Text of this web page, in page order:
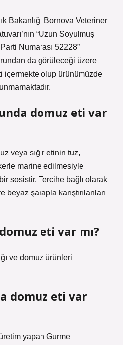
Bakanlığı Bornova Veteriner
“Uzun Soyulmuş
Numarası 52228”
da görüleceği üzere
içermekte olup ürünümüzde
domuz eti var
veya sığır etinin tuz,
marine edilmesiyle
sosistir. Tercihe bağlı olarak
beyaz şarapla karıştırılanları
eti var mı?
ve domuz ürünleri
domuz eti var
yapan Gurme